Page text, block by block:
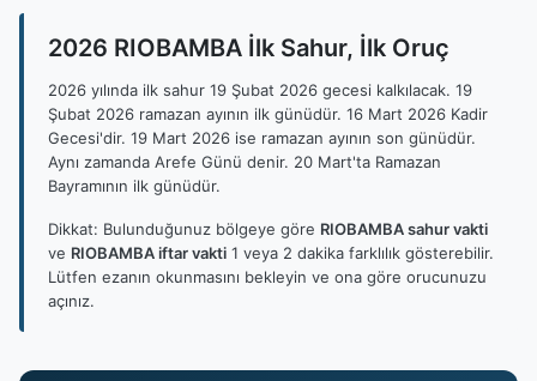
2026 RIOBAMBA İlk Sahur, İlk Oruç
2026 yılında ilk sahur 19 Şubat 2026 gecesi kalkılacak. 19
Şubat 2026 ramazan ayının ilk günüdür. 16 Mart 2026 Kadir
Gecesi'dir. 19 Mart 2026 ise ramazan ayının son günüdür.
Aynı zamanda Arefe Günü denir. 20 Mart'ta Ramazan
Bayramının ilk günüdür.
Dikkat: Bulunduğunuz bölgeye göre RIOBAMBA sahur vakti
ve RIOBAMBA iftar vakti 1 veya 2 dakika farklılık gösterebilir.
Lütfen ezanın okunmasını bekleyin ve ona göre orucunuzu
açınız.